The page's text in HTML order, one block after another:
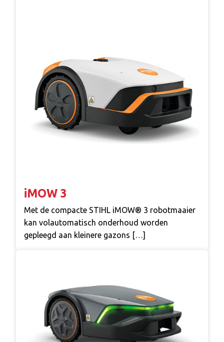
iMOW 3
Met de compacte STIHL iMOW® 3 robotmaaier
kan volautomatisch onderhoud worden
gepleegd aan kleinere gazons […]